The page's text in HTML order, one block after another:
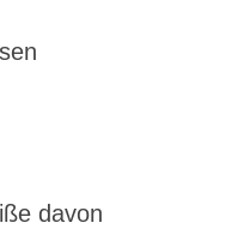
davon